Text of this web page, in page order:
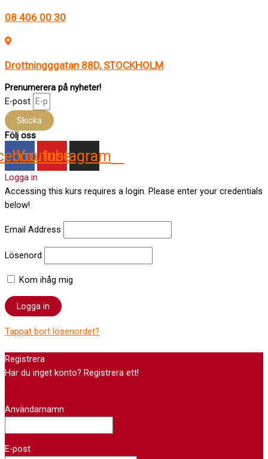
08 406 00 30
Drottningggatan 88D, STOCKHOLM
Prenumerera på nyheter!
E-post
Skicka
Följ oss
YoutubeInstagram
Logga in
Accessing this kurs requires a login. Please enter your credentials
below!
Email Address
Lösenord
Kom ihåg mig
Tappat bort lösenordet?
Registrera
Har du inget konto? Registrera ett!
Användarnamn
E-post